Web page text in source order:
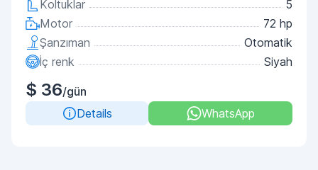
Koltuklar
5
Motor
72 hp
Şanzıman
Otomatik
İç renk
Siyah
$ 36/gün
Details
WhatsApp